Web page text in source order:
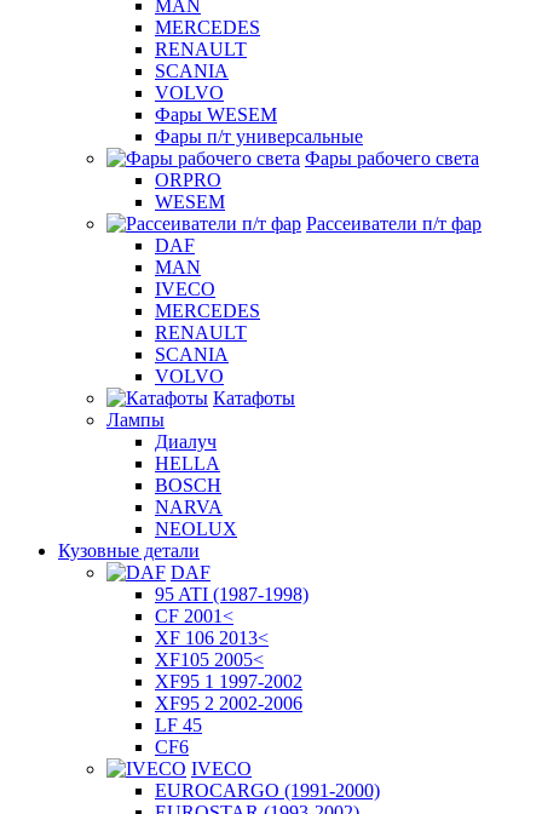
MAN
MERCEDES
RENAULT
SCANIA
VOLVO
Фары WESEM
Фары п/т универсальные
Фары рабочего света
ORPRO
WESEM
Рассеиватели п/т фар
DAF
MAN
IVECO
MERCEDES
RENAULT
SCANIA
VOLVO
Катафоты
Лампы
Диалуч
HELLA
BOSCH
NARVA
NEOLUX
Кузовные детали
DAF
95 ATI (1987-1998)
CF 2001<
XF 106 2013<
XF105 2005<
XF95 1 1997-2002
XF95 2 2002-2006
LF 45
CF6
IVECO
EUROCARGO (1991-2000)